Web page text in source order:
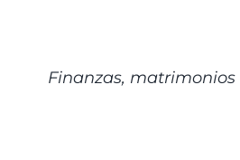
Finanzas, matrimonios